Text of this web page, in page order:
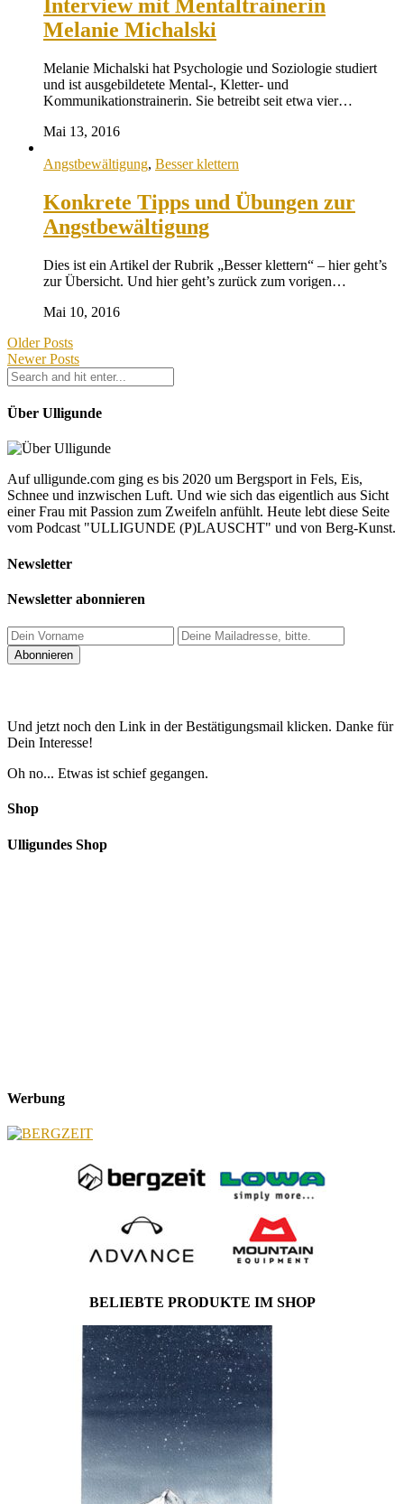
Interview mit Mentaltrainerin
Melanie Michalski
Melanie Michalski hat Psychologie und Soziologie studiert
und ist ausgebildetete Mental-, Kletter- und
Kommunikationstrainerin. Sie betreibt seit etwa vier…
Mai 13, 2016
Angstbewältigung, Besser klettern
Konkrete Tipps und Übungen zur
Angstbewältigung
Dies ist ein Artikel der Rubrik „Besser klettern“ – hier geht’s
zur Übersicht. Und hier geht’s zurück zum vorigen…
Mai 10, 2016
Older Posts
Newer Posts
Über Ulligunde
Auf ulligunde.com ging es bis 2020 um Bergsport in Fels, Eis,
Schnee und inzwischen Luft. Und wie sich das eigentlich aus Sicht
einer Frau mit Passion zum Zweifeln anfühlt. Heute lebt diese Seite
vom Podcast "ULLIGUNDE (P)LAUSCHT" und von Berg-Kunst.
Newsletter
Newsletter abonnieren
Und jetzt noch den Link in der Bestätigungsmail klicken. Danke für
Dein Interesse!
Oh no... Etwas ist schief gegangen.
Shop
Ulligundes Shop
Werbung
BELIEBTE PRODUKTE IM SHOP